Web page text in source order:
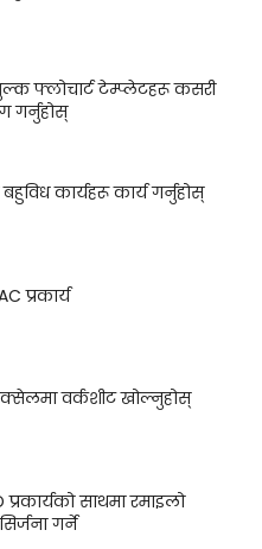
फ्लोचार्ट टेम्प्लेटहरू कसरी
गर्नुहोस्
कार्यहरू कार्य गर्नुहोस्
प्रकार्य
वर्कशीट खोल्नुहोस्
साथमा रमाइलो
गर्ने